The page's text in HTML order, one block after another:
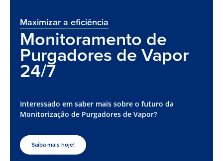
Maximizar a eficiência
Monitoramento de
Purgadores de Vapor
24/7
Interessado em saber mais sobre o futuro da
Monitorização de Purgadores de Vapor?
Saiba mais hoje!